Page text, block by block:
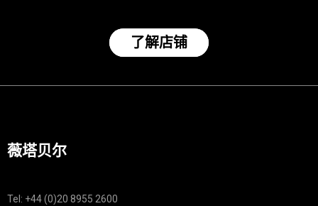
了解店铺
薇塔贝尔
Tel: +44 (0)20 8955 2600